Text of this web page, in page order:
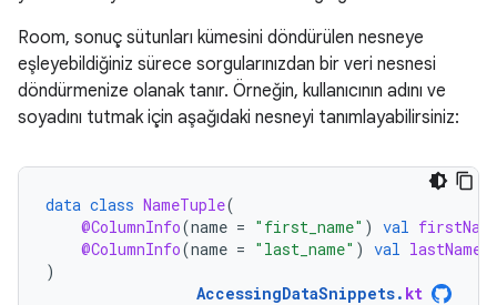
Room, sonuç sütunları kümesini döndürülen nesneye
eşleyebildiğiniz sürece sorgularınızdan bir veri nesnesi
döndürmenize olanak tanır. Örneğin, kullanıcının adını ve
soyadını tutmak için aşağıdaki nesneyi tanımlayabilirsiniz:
data class NameTuple(
@ColumnInfo(name = "first_name" ) val
@ColumnInfo(name = "last_name" ) val lastName
)
AccessingDataSnippets. kt